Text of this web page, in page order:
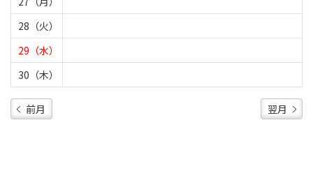
28（火）
29（水）
30（木）
前月 翌月